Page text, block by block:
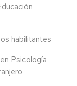
habilitantes
Psicología